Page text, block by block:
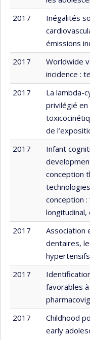
2017
Inégalités
émissions
2017
Worldwide
incidence :
2017
La lambda-
privilégié en
de
2017
Infant
conception
conception
longitudinal,
2017
Association
dentaires,
2017
favorables à
2017
Childhood
early